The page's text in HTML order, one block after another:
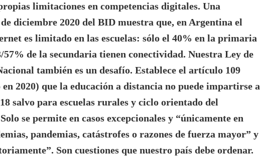
limitaciones en competencias digitales. Una
diciembre 2020 del BID muestra que, en Argentina el
es limitado en las escuelas: sólo el 40% en la primaria
57% de la secundaria tienen conectividad. Nuestra Ley de
también es un desafío. Establece el artículo 109
2020) que la educación a distancia no puede impartirse a
salvo para escuelas rurales y ciclo orientado del
se permite en casos excepcionales y “únicamente en
pandemias, catástrofes o razones de fuerza mayor” y
Son cuestiones que nuestro país debe ordenar.